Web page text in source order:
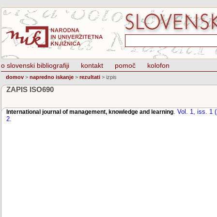
o slovenski bibliografiji kontakt pomoč kolofon
domov > napredno iskanje > rezultati > izpis
ZAPIS ISO690
International journal of management, knowledge and learning. Vol. 1, iss. 1
2.